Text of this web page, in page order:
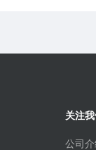
关注
公司